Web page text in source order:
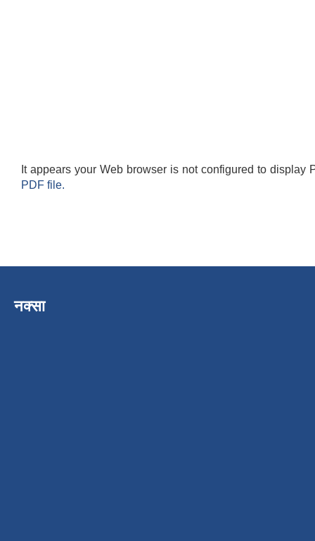
It appears your Web browser is not configured to display
PDF file.
नक्सा